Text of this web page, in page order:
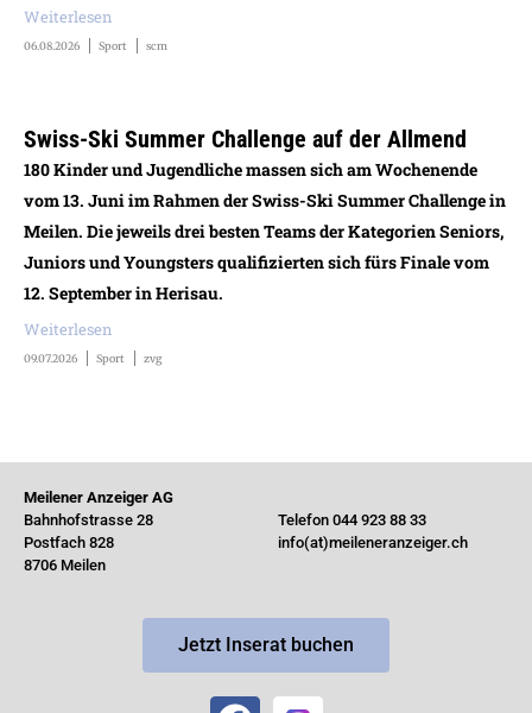
Weiterlesen
06.08.2026 Sport scm
Swiss-Ski Summer Challenge auf der Allmend
180 Kinder und Jugendliche massen sich am Wochenende
vom 13. Juni im Rahmen der Swiss-Ski Summer Challenge in
Meilen. Die jeweils drei besten Teams der Kategorien Seniors,
Juniors und Youngsters qualifizierten sich fürs Finale vom
12. September in Herisau.
Weiterlesen
09.07.2026 Sport zvg
Meilener Anzeiger AG
Bahnhofstrasse 28
Postfach 828
8706 Meilen
Telefon 044 923 88 33
info(at)meileneranzeiger.ch
Jetzt Inserat buchen